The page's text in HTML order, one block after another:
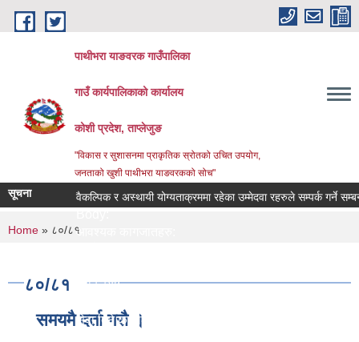
Skip to main content
पाथीभरा याङवरक गाउँपालिका
गाउँ कार्यपालिकाको कार्यालय
कोशी प्रदेश, ताप्लेजुङ
"विकास र सुशासनमा प्राकृतिक स्रोतको उचित उपयोग,
जनताको खुशी पाथीभरा याङवरकको सोच"
सूचना वैकल्पिक र अस्थायी योग्यताक्रममा रहेका उम्मेदवा रहरुले सम्पर्क गर्ने
आवश्यक कागजातहरु:
प्रक्रिया:
सेवा दिने कार्यालय:
You are here
Home » ८०/८१
८०/८१
समयमै दर्ता गरौ ।